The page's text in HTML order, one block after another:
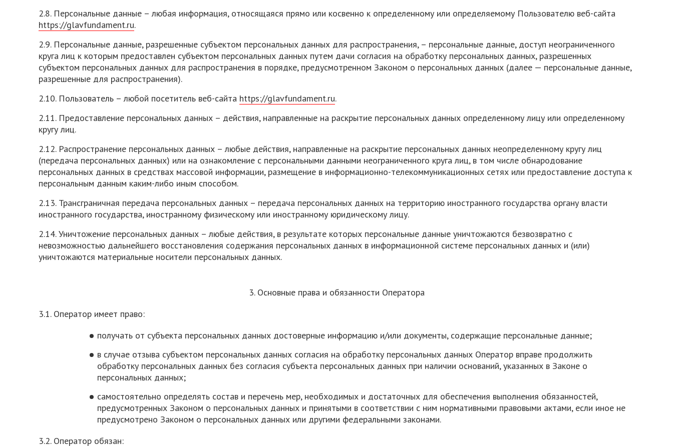
2.8. Персональные данные – любая информация, относящаяся прямо или косвенно к определенному или определяемому Пользователю веб-сайта
https://glavfundament.ru.
2.9. Персональные данные, разрешенные субъектом персональных данных для распространения, – персональные данные, доступ неограниченного
круга лиц к которым предоставлен субъектом персональных данных путем дачи согласия на обработку персональных данных, разрешенных
субъектом персональных данных для распространения в порядке, предусмотренном Законом о персональных данных (далее — персональные данные,
разрешенные для распространения).
2.10. Пользователь – любой посетитель веб-сайта https://glavfundament.ru.
2.11. Предоставление персональных данных – действия, направленные на раскрытие персональных данных определенному лицу или определенному
кругу лиц.
2.12. Распространение персональных данных – любые действия, направленные на раскрытие персональных данных неопределенному кругу лиц
(передача персональных данных) или на ознакомление с персональными данными неограниченного круга лиц, в том числе обнародование
персональных данных в средствах массовой информации, размещение в информационно-телекоммуникационных сетях или предоставление доступа к
персональным данным каким-либо иным способом.
2.13. Трансграничная передача персональных данных – передача персональных данных на территорию иностранного государства органу власти
иностранного государства, иностранному физическому или иностранному юридическому лицу.
2.14. Уничтожение персональных данных – любые действия, в результате которых персональные данные уничтожаются безвозвратно с
невозможностью дальнейшего восстановления содержания персональных данных в информационной системе персональных данных и (или)
уничтожаются материальные носители персональных данных.
3. Основные права и обязанности Оператора
3.1. Оператор имеет право:
получать от субъекта персональных данных достоверные информацию и/или документы, содержащие персональные данные;
в случае отзыва субъектом персональных данных согласия на обработку персональных данных Оператор вправе продолжить
обработку персональных данных без согласия субъекта персональных данных при наличии оснований, указанных в Законе о
персональных данных;
самостоятельно определять состав и перечень мер, необходимых и достаточных для обеспечения выполнения обязанностей,
предусмотренных Законом о персональных данных и принятыми в соответствии с ним нормативными правовыми актами, если иное не
предусмотрено Законом о персональных данных или другими федеральными законами.
3.2. Оператор обязан: